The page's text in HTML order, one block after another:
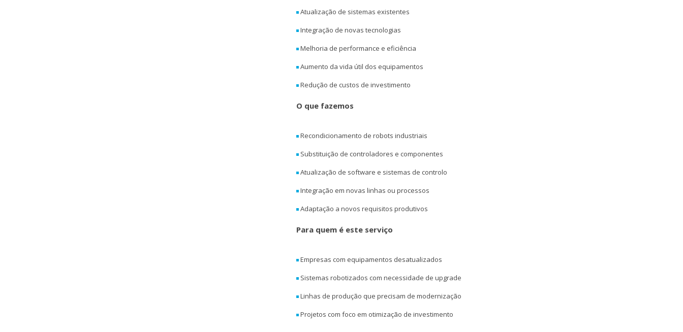
Atualização de sistemas existentes
Integração de novas tecnologias
Melhoria de performance e eficiência
Aumento da vida útil dos equipamentos
Redução de custos de investimento
O que fazemos
Recondicionamento de robots industriais
Substituição de controladores e componentes
Atualização de software e sistemas de controlo
Integração em novas linhas ou processos
Adaptação a novos requisitos produtivos
Para quem é este serviço
Empresas com equipamentos desatualizados
Sistemas robotizados com necessidade de upgrade
Linhas de produção que precisam de modernização
Projetos com foco em otimização de investimento